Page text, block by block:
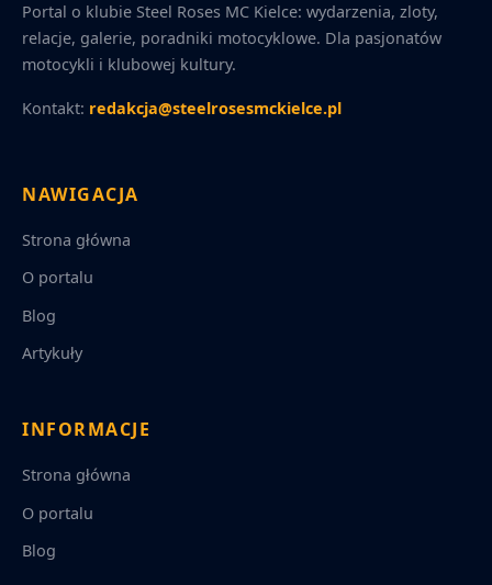
Portal o klubie Steel Roses MC Kielce: wydarzenia, zloty,
relacje, galerie, poradniki motocyklowe. Dla pasjonatów
motocykli i klubowej kultury.
Kontakt: redakcja@steelrosesmckielce.pl
NAWIGACJA
Strona główna
O portalu
Blog
Artykuły
INFORMACJE
Strona główna
O portalu
Blog